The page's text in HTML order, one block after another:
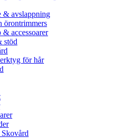
& avslappning
örontrimmers
& accessoarer
stöd
för hår